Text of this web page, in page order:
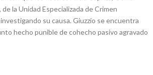
la Unidad Especializada de Crimen
su causa. Giuzzio se encuentra
hecho punible de cohecho pasivo agravado